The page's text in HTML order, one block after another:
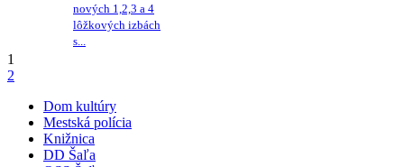
nových 1,2,3 a 4
lôžkových izbách
s...
1
2
Dom kultúry
Mestská polícia
Knižnica
DD Šaľa